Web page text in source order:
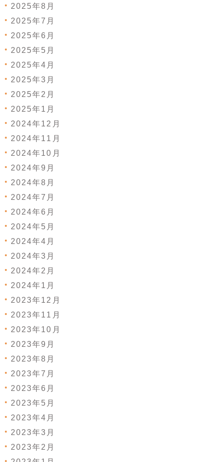
2025年8月
2025年7月
2025年6月
2025年5月
2025年4月
2025年3月
2025年2月
2025年1月
2024年12月
2024年11月
2024年10月
2024年9月
2024年8月
2024年7月
2024年6月
2024年5月
2024年4月
2024年3月
2024年2月
2024年1月
2023年12月
2023年11月
2023年10月
2023年9月
2023年8月
2023年7月
2023年6月
2023年5月
2023年4月
2023年3月
2023年2月